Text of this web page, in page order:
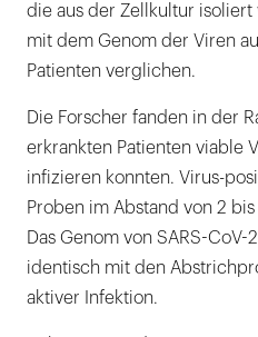
die aus der Zellkultur
mit dem Genom der Viren
Patienten verglichen.
Die Forscher fanden in der
erkrankten Patienten viable
infizieren konnten. Virus-
Proben im Abstand von 2
Das Genom von SARS-
identisch mit den
aktiver Infektion.